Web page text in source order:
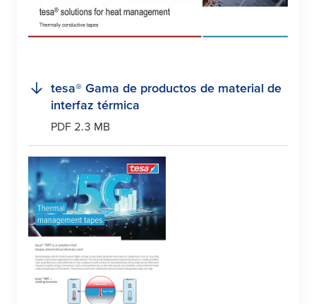
tesa® Gama de productos de material de
interfaz térmica
PDF 2.3 MB